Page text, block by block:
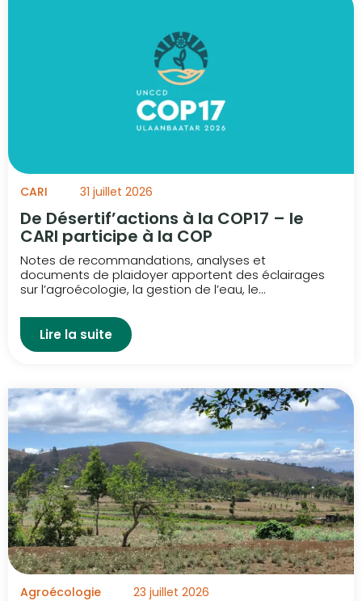
CARI 31 juillet 2026
De Désertif’actions à la COP17 – le
CARI participe à la COP
Notes de recommandations, analyses et
documents de plaidoyer apportent des éclairages
sur l’agroécologie, la gestion de l’eau, le...
Lire la suite
Agroécologie 23 juillet 2026